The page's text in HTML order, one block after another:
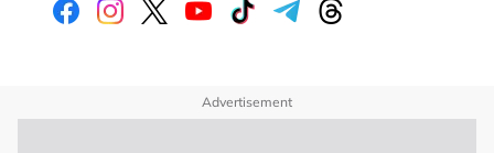
Advertisement